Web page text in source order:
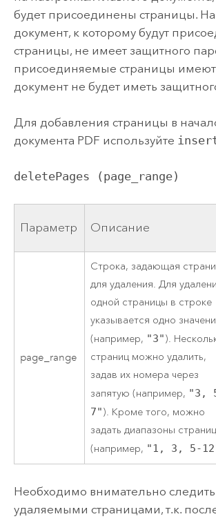
будет присоединены страницы.
документ, к которому будут
страницы, не имеет защитного
присоединяемые страницы
документ не будет иметь
Для добавления страницы в
документа PDF используйте
deletePages (page_range)
Параметр Описание
page_range
Строка, задающая
для удаления. Для
одной страницы в строке
указывается одно
(например, "3").
страниц можно удалить,
задав их номера через
запятую (например, "3,
7"). Кроме того, можно
задать диапазоны страниц
(например, "1, 3, 5-
Необходимо внимательно следить
удаляемыми страницами, т.к.